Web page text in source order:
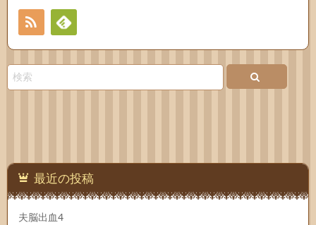
Feedly
最近の投稿
夫脳出血4